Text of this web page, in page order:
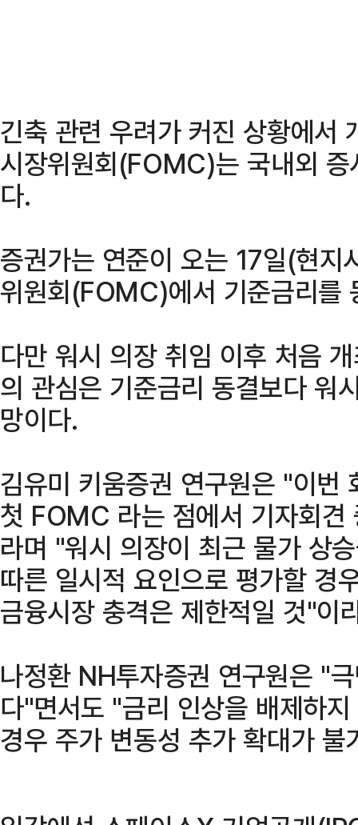
긴축 관련 우려가 커진 상황에서
시장위원회(FOMC)는 국내외
다.
증권가는 연준이 오는 17일(현지
위원회(FOMC)에서 기준금리를
다만 워시 의장 취임 이후 처음
의 관심은 기준금리 동결보다 워
망이다.
김유미 키움증권 연구원은 "이번
첫 FOMC 라는 점에서 기자회견
라며 "워시 의장이 최근 물가 상
따른 일시적 요인으로 평가할 경
금융시장 충격은 제한적일 것"이
나정환 NH투자증권 연구원은 "
다"면서도 "금리 인상을 배제하
경우 주가 변동성 추가 확대가 불